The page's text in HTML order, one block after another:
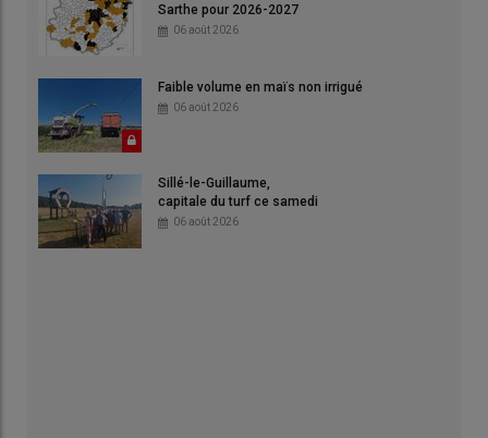
Sarthe pour 2026-2027
06 août 2026
Faible volume en maïs non irrigué
06 août 2026
Sillé-le-Guillaume,
capitale du turf ce samedi
06 août 2026